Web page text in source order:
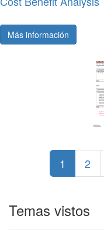
Más información
1 2
Temas vistos